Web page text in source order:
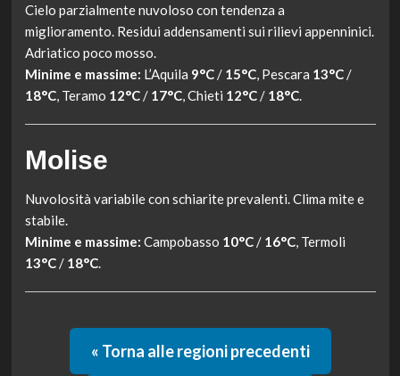
Cielo parzialmente nuvoloso con tendenza a
miglioramento. Residui addensamenti sui rilievi appenninici.
Adriatico poco mosso.
Minime e massime: L’Aquila 9°C/ 15°C, Pescara 13°C/
18°C, Teramo 12°C/ 17°C, Chieti 12°C/ 18°C.
Molise
Nuvolosità variabile con schiarite prevalenti. Clima mite e
stabile.
Minime e massime: Campobasso 10°C/ 16°C, Termoli
13°C/ 18°C.
« Torna alle regioni precedenti